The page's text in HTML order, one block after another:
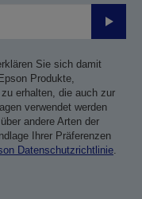
Sie sich damit
Produkte,
erhalten, die auch zur
verwendet werden
andere Arten der
Ihrer Präferenzen
Datenschutzrichtlinie